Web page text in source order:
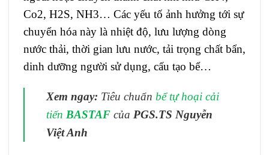
Co2, H2S, NH3… Các yếu tố ảnh hưởng tới sự
chuyển hóa này là nhiệt độ, lưu lượng dòng
nước thải, thời gian lưu nước, tải trọng chất bẩn,
dinh dưỡng người sử dụng, cấu tạo bể…
Xem ngay: Tiêu chuẩn bể tự hoại cải
tiến BASTAF của PGS.TS Nguyễn
Việt Anh